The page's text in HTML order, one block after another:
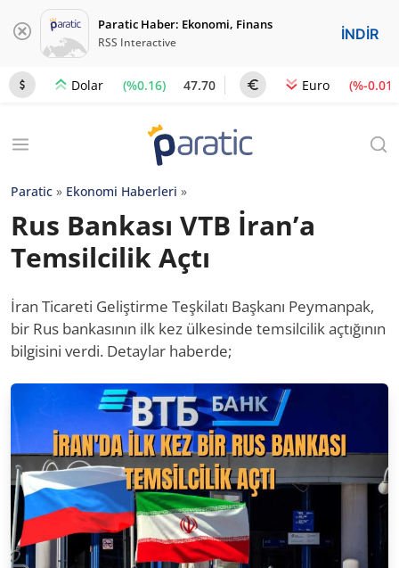
Paratic Haber: Ekonomi, Finans
RSS Interactive İNDİR
Dolar (%0.16) 47.70 Euro (%-0.01)
Paratic » Ekonomi Haberleri »
Rus Bankası VTB İran’a
Temsilcilik Açtı
İran Ticareti Geliştirme Teşkilatı Başkanı Peymanpak,
bir Rus bankasının ilk kez ülkesinde temsilcilik açtığının
bilgisini verdi. Detaylar haberde;